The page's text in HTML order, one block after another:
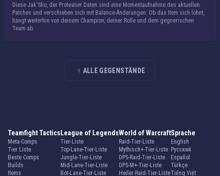
Diese Jak'Sho, der Proteaner Daten sind eine Momentaufnahme des aktuellen
Patches und verschieben sich mit Balance-Änderungen. Ob das Item sich lohnt,
hängt weiterhin von deinem Champion, deiner Rolle und dem gegnerischen
Team ab.
ALLE GEGENSTÄNDE
Teamfight Tactics
Meta-Comps
Tier Liste
Beste Comps
Builds
Items
League of Legends
Tier-Liste
Top-Lane-Tier-Liste
Jungle-Tier-Liste
Mid-Lane-Tier-Liste
Bot-Lane-Tier-Liste
World of Warcraft
Raid-Tier-Liste
Mythisch+-Tier-Liste
DPS-Raid-Tier-Liste
DPS-M+-Tier-Liste
Heiler-Raid-Tier-Liste
Sprache
English
Русский
Español
Türkçe
Tiếng Việt